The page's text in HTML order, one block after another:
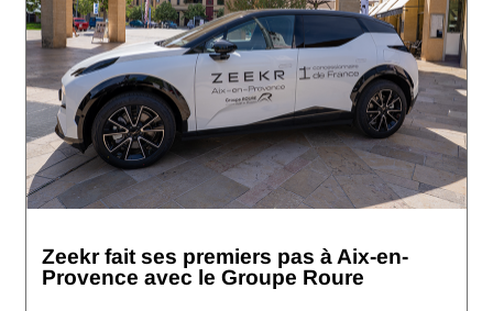
Zeekr fait ses premiers pas à Aix-en-
Provence avec le Groupe Roure